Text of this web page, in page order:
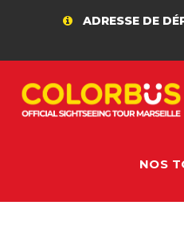
ADRESSE DE DÉPART :
NOS